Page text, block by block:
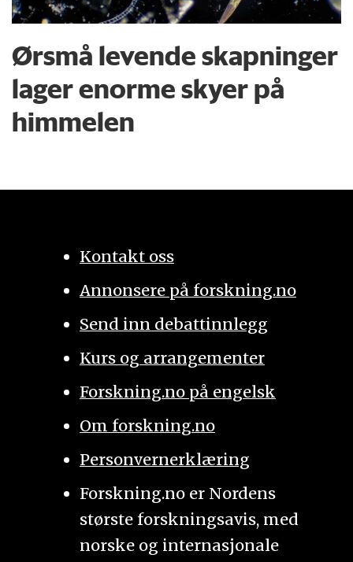
Ørsmå levende skapninger
lager enorme skyer på
himmelen
Kontakt oss
Annonsere på forskning.no
Send inn debattinnlegg
Kurs og arrangementer
Forskning.no på engelsk
Om forskning.no
Personvernerklæring
Forskning.no er Nordens
største forskningsavis, med
norske og internasjonale